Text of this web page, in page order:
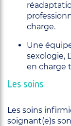
charge.
Une
sexologie,
en charge
Les soins
Les soins
soignant(e)s